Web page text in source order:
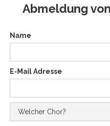
Abmeldung
Name
E-Mail Adresse